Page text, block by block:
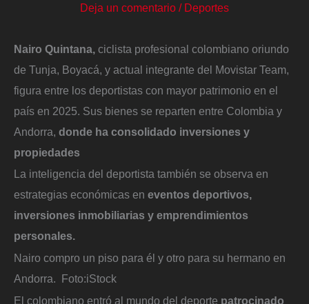
Deja un comentario / Deportes
Nairo Quintana, ciclista profesional colombiano oriundo
de Tunja, Boyacá, y actual integrante del Movistar Team,
figura entre los deportistas con mayor patrimonio en el
país en 2025. Sus bienes se reparten entre Colombia y
Andorra, donde ha consolidado inversiones y
propiedades
La inteligencia del deportista también se observa en
estrategias económicas en eventos deportivos,
inversiones inmobiliarias y emprendimientos
personales.
Nairo compro un piso para él y otro para su hermano en
Andorra. Foto:iStock
El colombiano entró al mundo del deporte patrocinado